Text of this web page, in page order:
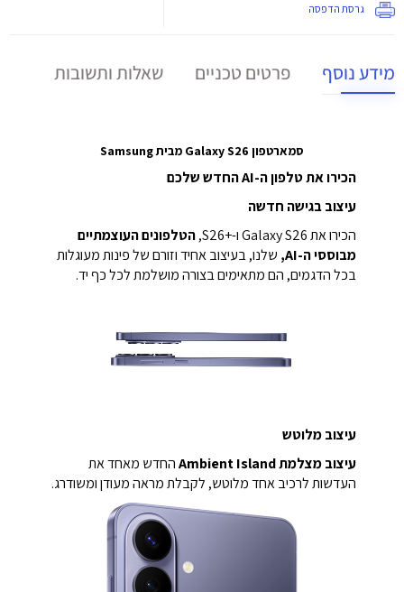
גרסת הדפסה
מידע נוסף פרטים טכניים שאלות ותשובות
סמארטפון Galaxy S26 מבית Samsung
הכירו את טלפון ה-AI החדש שלכם
עיצוב בגישה חדשה
הכירו את Galaxy S26 ו-S26+‎,
הטלפונים העוצמתיים
מבוססי ה-AI,
שלנו, בעיצוב אחיד וזורם של פינות מעוגלות
בכל הדגמים, הם מתאימים בצורה מושלמת לכל כף יד.
עיצוב מלוטש
עיצוב מצלמת Ambient Island
החדש מאחד את
העדשות לרכיב אחד מלוטש, לקבלת מראה מעודן ומשודרג.